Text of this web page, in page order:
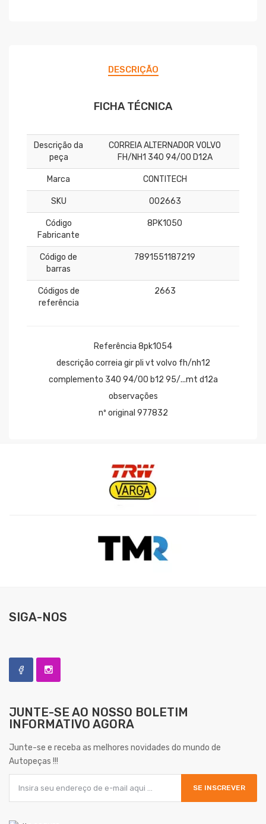
DESCRIÇÃO
FICHA TÉCNICA
Descrição da
peça
CORREIA ALTERNADOR VOLVO
FH/NH1 340 94/00 D12A
Marca CONTITECH
SKU 002663
Código
Fabricante
8PK1050
Código de
barras
7891551187219
Códigos de
referência
2663
Referência 8pk1054
descrição correia gir pli vt volvo fh/nh12
complemento 340 94/00 b12 95/...mt d12a
observações
nº original 977832
SIGA-NOS
JUNTE-SE AO NOSSO BOLETIM
INFORMATIVO AGORA
Junte-se e receba as melhores novidades do mundo de
Autopeças !!!
SE INSCREVER